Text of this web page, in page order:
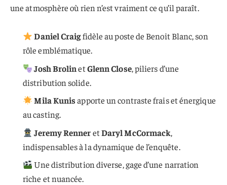
une atmosphère où rien n’est vraiment ce qu’il paraît.
Daniel Craigfidèle au poste de Benoit Blanc, son
rôle emblématique.
Josh BrolinetGlenn Close, piliers d’une
distribution solide.
Mila Kunisapporte un contraste frais et énergique
au casting.
Jeremy RenneretDaryl McCormack,
indispensables à la dynamique de l’enquête.
Une distribution diverse, gage d’une narration
riche et nuancée.